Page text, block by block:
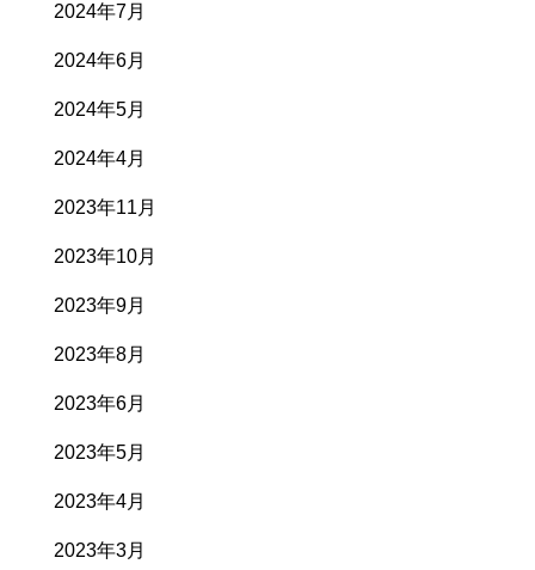
2024年7月
2024年6月
2024年5月
2024年4月
2023年11月
2023年10月
2023年9月
2023年8月
2023年6月
2023年5月
2023年4月
2023年3月